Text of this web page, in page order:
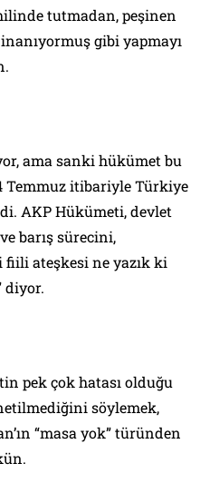
tutmadan, peşinen
gibi yapmayı
ama sanki hükümet bu
Temmuz itibariyle Türkiye
AKP Hükümeti, devlet
barış sürecini,
fiili ateşkesi ne yazık ki
diyor.
pek çok hatası olduğu
söylemek,
“masa yok” türünden